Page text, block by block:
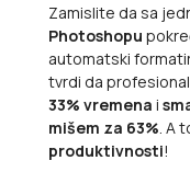
Zamislite da sa
Photoshopu
automatski
tvrdi da
33% vremena i
mišem za 63% . A
produktivnosti!